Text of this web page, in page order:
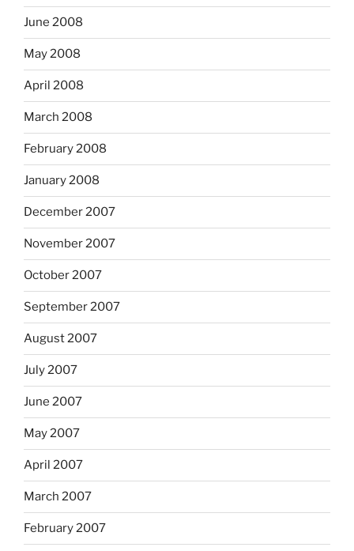
June 2008
May 2008
April 2008
March 2008
February 2008
January 2008
December 2007
November 2007
October 2007
September 2007
August 2007
July 2007
June 2007
May 2007
April 2007
March 2007
February 2007